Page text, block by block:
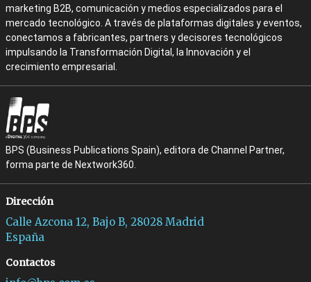
marketing B2B, comunicación y medios especializados para el
mercado tecnológico. A través de plataformas digitales y eventos,
conectamos a fabricantes, partners y decisores tecnológicos
impulsando la Transformación Digital, la Innovación y el
crecimiento empresarial.
BPS (Business Publications Spain), editora de Channel Partner,
forma parte de Nextwork360.
Dirección
Calle Azcona 12, Bajo B, 28028 Madrid
España
Contactos